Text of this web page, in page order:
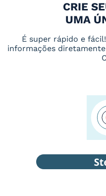
CRIE
UMA
É super rápido e
informações